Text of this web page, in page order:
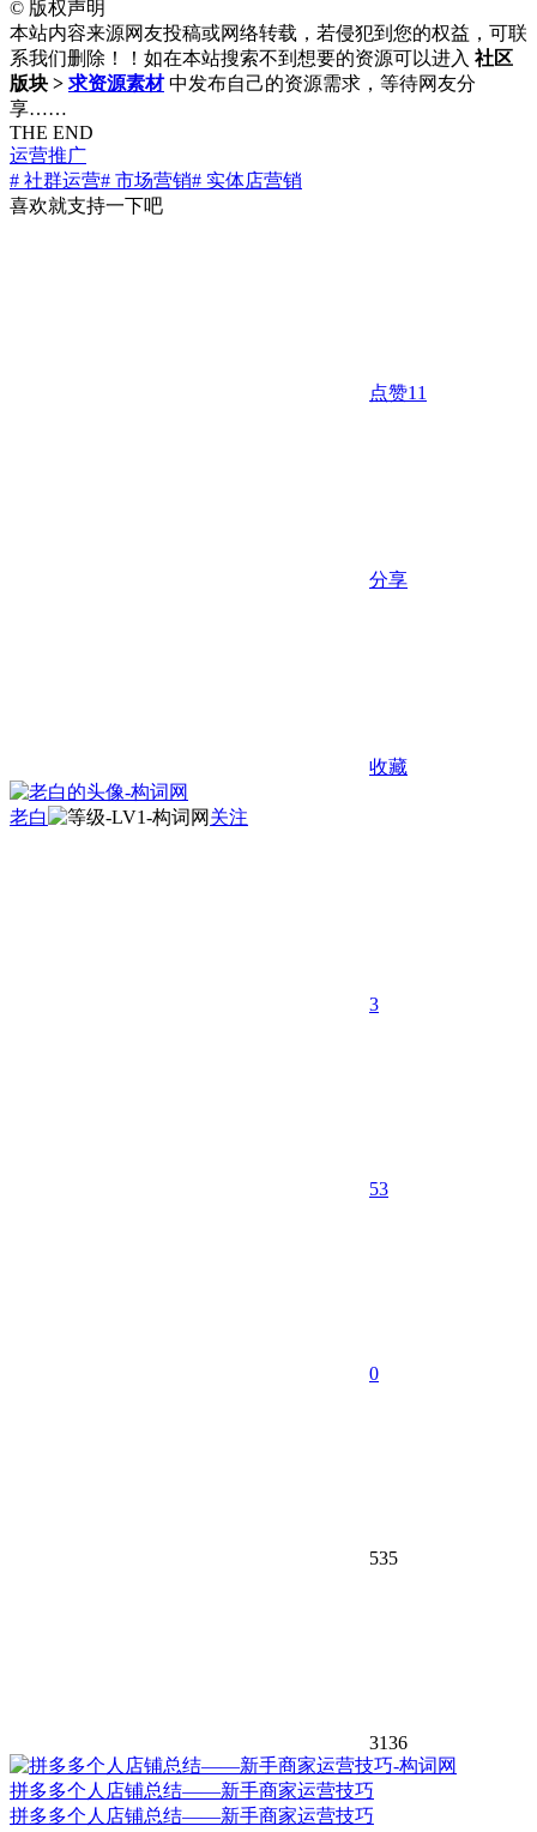
© 版权声明
本站内容来源网友投稿或网络转载，若侵犯到您的权益，可联
系我们删除！！如在本站搜索不到想要的资源可以进入 社区
版块 > 求资源素材 中发布自己的资源需求，等待网友分
享……
THE END
运营推广
# 社群运营# 市场营销# 实体店营销
喜欢就支持一下吧
点赞11
分享
收藏
老白 关注
3
53
0
535
3136
拼多多个人店铺总结——新手商家运营技巧
拼多多个人店铺总结——新手商家运营技巧